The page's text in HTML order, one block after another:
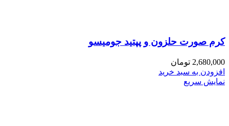
کرم صورت حلزون و پپتید جومیسو
2,680,000 تومان
افزودن به سبد خرید
نمایش سریع